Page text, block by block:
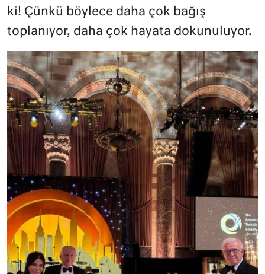
ki! Çünkü böylece daha çok bağış
toplanıyor, daha çok hayata dokunuluyor.